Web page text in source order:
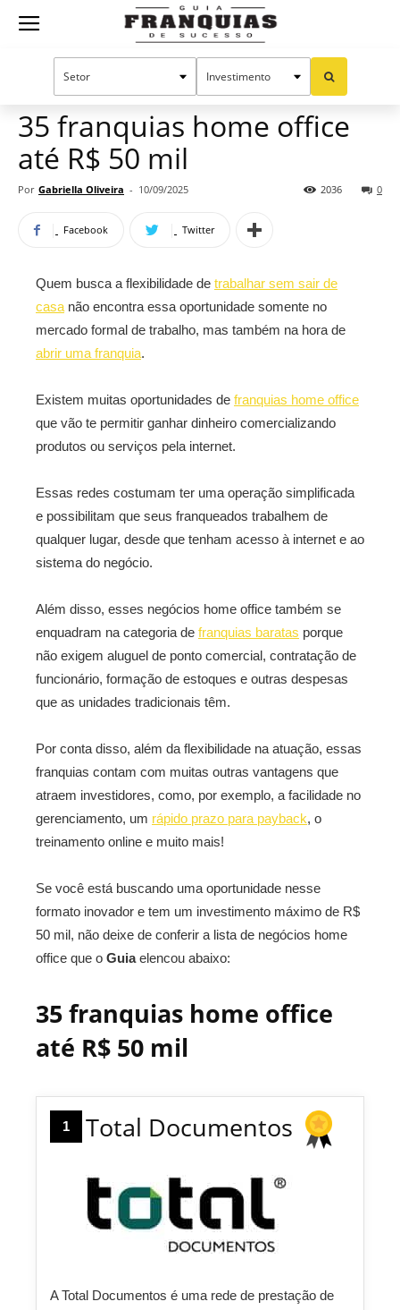
Guia
Oportunidades e tendências
35 franquias home office
até R$ 50 mil
Por Gabriella Oliveira - 10/09/2025 0
2036
Facebook Twitter
Quem busca a flexibilidade de trabalhar sem sair de
casa não encontra essa oportunidade somente no
mercado formal de trabalho, mas também na hora de
abrir uma franquia.
Existem muitas oportunidades de franquias home office
que vão te permitir ganhar dinheiro comercializando
produtos ou serviços pela internet.
Essas redes costumam ter uma operação simplificada
e possibilitam que seus franqueados trabalhem de
qualquer lugar, desde que tenham acesso à internet e ao
sistema do negócio.
Além disso, esses negócios home office também se
enquadram na categoria de franquias baratas porque
não exigem aluguel de ponto comercial, contratação de
funcionário, formação de estoques e outras despesas
que as unidades tradicionais têm.
Por conta disso, além da flexibilidade na atuação, essas
franquias contam com muitas outras vantagens que
atraem investidores, como, por exemplo, a facilidade no
gerenciamento, um rápido prazo para payback, o
treinamento online e muito mais!
Se você está buscando uma oportunidade nesse
formato inovador e tem um investimento máximo de R$
50 mil, não deixe de conferir a lista de negócios home
office que o Guiaelencou abaixo:
35 franquias home office
até R$ 50 mil
1 Total Documentos
A Total Documentos é uma rede de prestação de